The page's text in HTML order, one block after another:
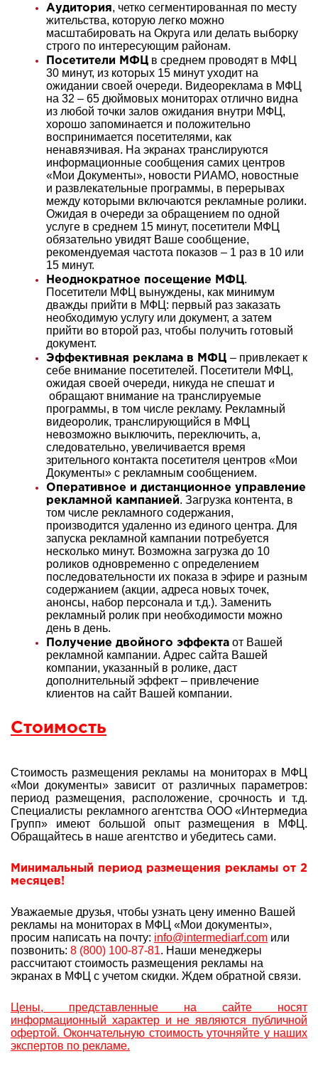
Аудитория, четко сегментированная по месту
жительства, которую легко можно
масштабировать на Округа или делать выборку
строго по интересующим районам.
Посетители МФЦ в среднем проводят в МФЦ
30 минут, из которых 15 минут уходит на
ожидании своей очереди. Видеореклама в МФЦ
на 32 – 65 дюймовых мониторах отлично видна
из любой точки залов ожидания внутри МФЦ,
хорошо запоминается и положительно
воспринимается посетителями, как
ненавязчивая. На экранах транслируются
информационные сообщения самих центров
«Мои Документы», новости РИАМО, новостные
и развлекательные программы, в перерывах
между которыми включаются рекламные ролики.
Ожидая в очереди за обращением по одной
услуге в среднем 15 минут, посетители МФЦ
обязательно увидят Ваше сообщение,
рекомендуемая частота показов – 1 раз в 10 или
15 минут.
Неоднократное посещение МФЦ.
Посетители МФЦ вынуждены, как минимум
дважды прийти в МФЦ: первый раз заказать
необходимую услугу или документ, а затем
прийти во второй раз, чтобы получить готовый
документ.
Эффективная реклама в МФЦ – привлекает к
себе внимание посетителей. Посетители МФЦ,
ожидая своей очереди, никуда не спешат и
обращают внимание на транслируемые
программы, в том числе рекламу. Рекламный
видеоролик, транслирующийся в МФЦ
невозможно выключить, переключить, а,
следовательно, увеличивается время
зрительного контакта посетителя центров «Мои
Документы» с рекламным сообщением.
Оперативное и дистанционное управление
рекламной кампанией. Загрузка контента, в
том числе рекламного содержания,
производится удаленно из единого центра. Для
запуска рекламной кампании потребуется
несколько минут. Возможна загрузка до 10
роликов одновременно с определением
последовательности их показа в эфире и разным
содержанием (акции, адреса новых точек,
анонсы, набор персонала и т.д.). Заменить
рекламный ролик при необходимости можно
день в день.
Получение двойного эффекта от Вашей
рекламной кампании. Адрес сайта Вашей
компании, указанный в ролике, даст
дополнительный эффект – привлечение
клиентов на сайт Вашей компании.
Стоимость
Стоимость размещения рекламы на мониторах в МФЦ
«Мои документы» зависит от различных параметров:
период размещения, расположение, срочность и т.д.
Специалисты рекламного агентства ООО «Интермедиа
Групп» имеют большой опыт размещения в МФЦ.
Обращайтесь в наше агентство и убедитесь сами.
Минимальный период размещения рекламы от 2
месяцев!
Уважаемые друзья, чтобы узнать цену именно Вашей
рекламы на мониторах в МФЦ «Мои документы»,
просим написать на почту: info@intermediarf.com или
позвонить: 8 (800) 100-87-81. Наши менеджеры
рассчитают стоимость размещения рекламы на
экранах в МФЦ с учетом скидки. Ждем обратной связи.
Цены, представленные на сайте носят
информационный характер и не являются публичной
офертой. Окончательную стоимость уточняйте у наших
экспертов по рекламе.